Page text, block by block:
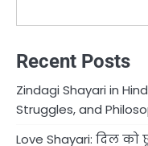
Recent Posts
Zindagi Shayari in
Struggles, and
Love Shayari: दिल को